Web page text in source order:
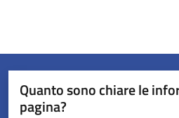
Quanto sono chiare le
pagina?